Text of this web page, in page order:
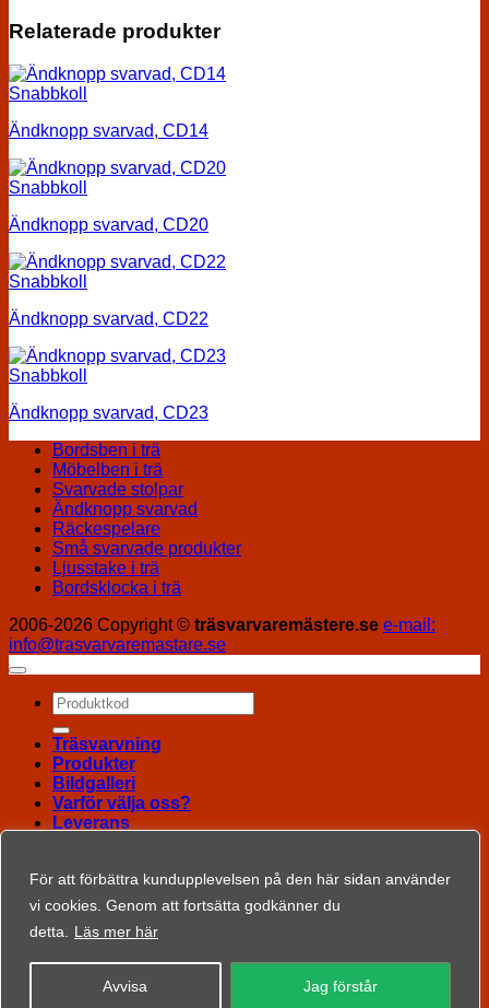
För att förbättra kundupplevelsen på den här sidan använder
vi cookies. Genom att fortsätta godkänner du
detta.
Läs mer här
Avvisa Jag förstår
Relaterade produkter
Snabbkoll
Ändknopp svarvad, CD14
Snabbkoll
Ändknopp svarvad, CD20
Snabbkoll
Ändknopp svarvad, CD22
Snabbkoll
Ändknopp svarvad, CD23
Bordsben i trä
Möbelben i trä
Svarvade stolpar
Ändknopp svarvad
Räckespelare
Små svarvade produkter
Ljusstake i trä
Bordsklocka i trä
2006-2026 Copyright © träsvarvaremästere.se e-mail:
info@trasvarvaremastare.se
Sök
efter:
Träsvarvning
Produkter
Bildgalleri
Varför välja oss?
Leverans
Integritetspolicy